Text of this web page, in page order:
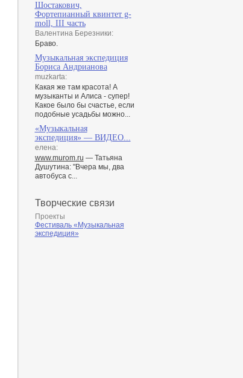
Шостакович,
Фортепианный квинтет g-
moll, III часть
Валентина Березники:
Браво.
Музыкальная экспедиция
Бориса Андрианова
muzkarta:
Какая же там красота! А
музыканты и Алиса - супер!
Какое было бы счастье, если
подобные усадьбы можно...
«Музыкальная
экспедиция» — ВИДЕО...
елена:
www.murom.ru — Татьяна
Душутина: "Вчера мы, два
автобуса с...
Творческие связи
Проекты
Фестиваль «Музыкальная
экспедиция»